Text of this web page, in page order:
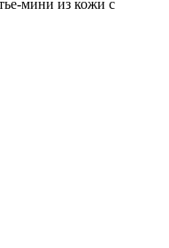
мини из кожи с